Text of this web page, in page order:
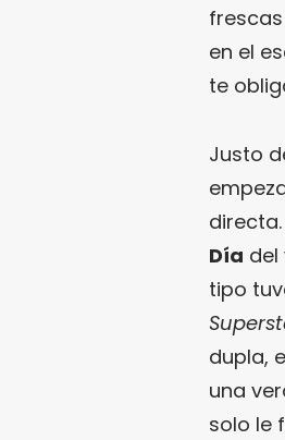
en el
te
Justo
Día del
tipo
dupla,
una
solo le